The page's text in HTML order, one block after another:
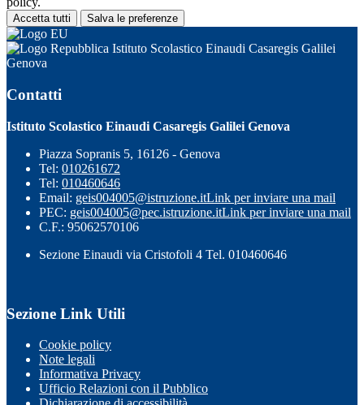
Accetta tutti Salva le preferenze
Istituto Scolastico Einaudi Casaregis Galilei
Genova
Contatti
Istituto Scolastico Einaudi Casaregis Galilei Genova
Piazza Sopranis 5, 16126 - Genova
Tel: 010261672
Tel: 010460646
Email: geis004005@istruzione.itLink per inviare una mail
PEC: geis004005@pec.istruzione.itLink per inviare una mail
C.F.: 95062570106
Sezione Einaudi via Cristofoli 4 Tel. 010460646
Sezione Link Utili
Cookie policy
Note legali
Informativa Privacy
Ufficio Relazioni con il Pubblico